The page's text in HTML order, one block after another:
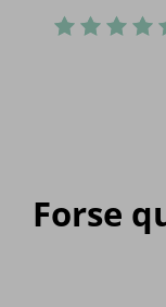
Forse